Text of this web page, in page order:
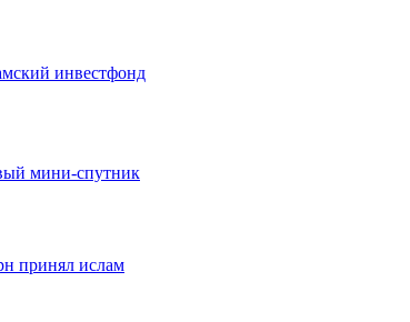
инвестфонд
мини-спутник
принял ислам